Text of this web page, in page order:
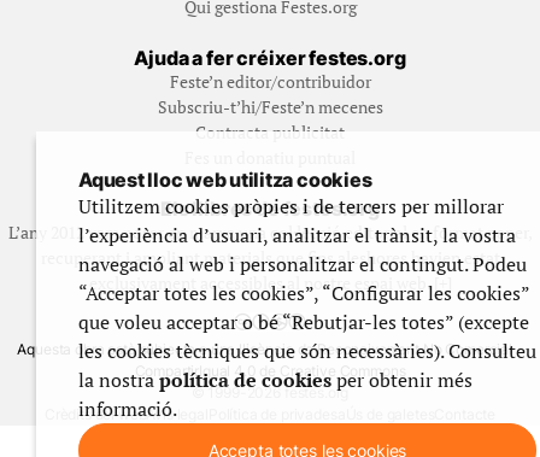
Qui gestiona Festes.org
Ajuda a fer créixer festes.org
Feste’n editor/contribuidor
Subscriu-t’hi/Feste’n mecenes
Contracta publicitat
Els llibres de festes.org
L’any 2012 vam posar en marxa una col·lecció editorial en format paper,
recuperant i ampliant materials que fins aleshores havien estat
exclusivament accessibles al nostre espai web. [+]
Aquesta obra està subjecta a una llicència de Reconeixement No Comercial -
CompartirIgual 4.0 de Creative Commons
© 1999-2026 festes.org
Crèdits del webAvís legal
Aquest lloc web utilitza cookies
Utilitzem cookies pròpies i de tercers per millorar
l’experiència d’usuari, analitzar el trànsit, la vostra
navegació al web i personalitzar el contingut. Podeu
“Acceptar totes les cookies”, “Configurar les cookies”
que voleu acceptar o bé “Rebutjar-les totes” (excepte
les cookies tècniques que són necessàries). Consulteu
la nostrapolítica de cookiesper obtenir més
informació.
Accepta totes les cookies